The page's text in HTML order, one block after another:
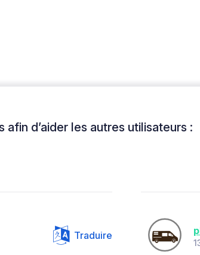
afin d’aider les autres utilisateurs :
Traduire